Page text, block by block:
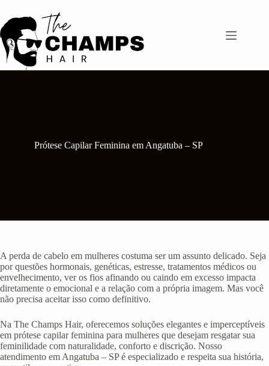
para
o
conteúdo
Prótese Capilar Feminina em Angatuba – SP
A perda de cabelo em mulheres costuma ser um assunto delicado. Seja
por questões hormonais, genéticas, estresse, tratamentos médicos ou
envelhecimento, ver os fios afinando ou caindo em excesso impacta
diretamente o emocional e a relação com a própria imagem. Mas você
não precisa aceitar isso como definitivo.
Na The Champs Hair, oferecemos soluções elegantes e imperceptíveis
em prótese capilar feminina para mulheres que desejam resgatar sua
feminilidade com naturalidade, conforto e discrição. Nosso
atendimento em Angatuba – SP é especializado e respeita sua história,